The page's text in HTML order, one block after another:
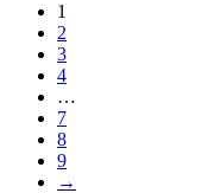
1
2
3
4
…
7
8
9
→